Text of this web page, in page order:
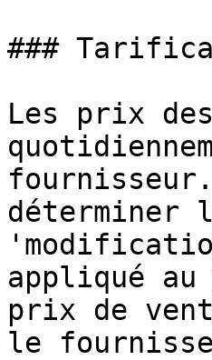
###
Les prix
fournisseur.
déterminer
appliqué
prix de
le